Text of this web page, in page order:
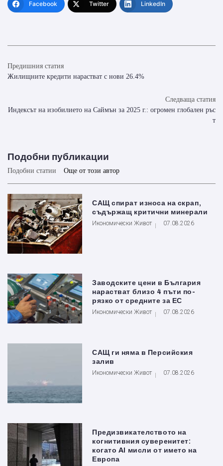
Facebook Twitter LinkedIn
Предишния статия
Жилищните кредити нарастват с нови 26.4%
Следваща статия
Индексът на изобилието на Саймън за 2025 г.: огромен глобален ръс
т
Подобни публикации
Подобни статии Още от този автор
САЩ спират износа на скрап,
съдържащ критични минерали
Икономически Живот 07.08.2026
Заводските цени в България
нарастват близо 4 пъти по-
рязко от средните за ЕС
Икономически Живот 07.08.2026
САЩ ги няма в Персийския
залив
Икономически Живот 07.08.2026
Предизвикателството на
когнитивния суверенитет:
когато AI мисли от името на
Европа